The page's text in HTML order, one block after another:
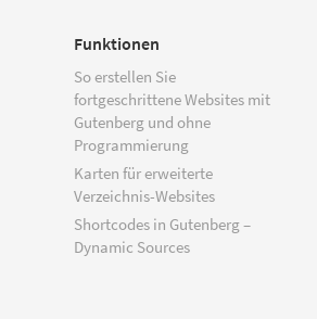
Funktionen
So erstellen Sie
fortgeschrittene Websites mit
Gutenberg und ohne
Programmierung
Karten für erweiterte
Verzeichnis-Websites
Shortcodes in Gutenberg –
Dynamic Sources